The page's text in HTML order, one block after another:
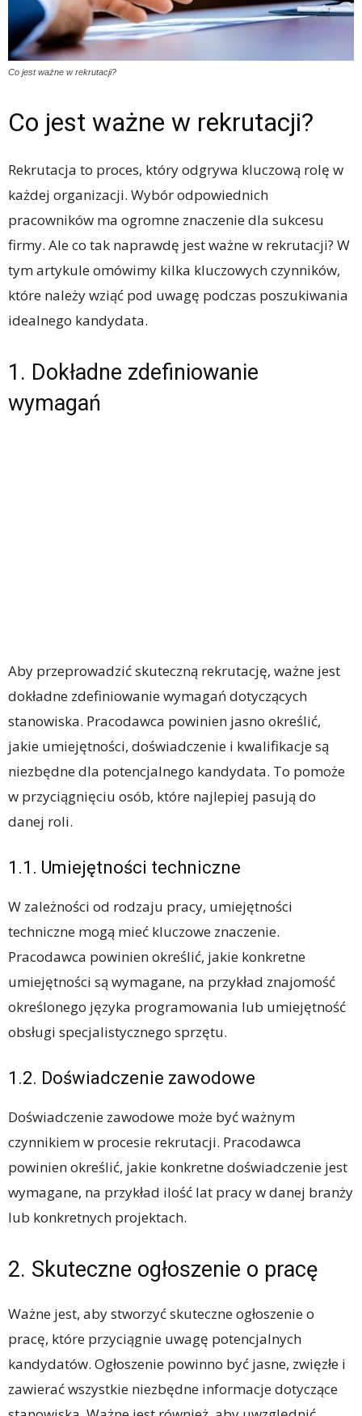
Co jest ważne w rekrutacji?
Co jest ważne w rekrutacji?
Rekrutacja to proces, który odgrywa kluczową rolę w
każdej organizacji. Wybór odpowiednich
pracowników ma ogromne znaczenie dla sukcesu
firmy. Ale co tak naprawdę jest ważne w rekrutacji? W
tym artykule omówimy kilka kluczowych czynników,
które należy wziąć pod uwagę podczas poszukiwania
idealnego kandydata.
1. Dokładne zdefiniowanie
wymagań
Aby przeprowadzić skuteczną rekrutację, ważne jest
dokładne zdefiniowanie wymagań dotyczących
stanowiska. Pracodawca powinien jasno określić,
jakie umiejętności, doświadczenie i kwalifikacje są
niezbędne dla potencjalnego kandydata. To pomoże
w przyciągnięciu osób, które najlepiej pasują do
danej roli.
1.1. Umiejętności techniczne
W zależności od rodzaju pracy, umiejętności
techniczne mogą mieć kluczowe znaczenie.
Pracodawca powinien określić, jakie konkretne
umiejętności są wymagane, na przykład znajomość
określonego języka programowania lub umiejętność
obsługi specjalistycznego sprzętu.
1.2. Doświadczenie zawodowe
Doświadczenie zawodowe może być ważnym
czynnikiem w procesie rekrutacji. Pracodawca
powinien określić, jakie konkretne doświadczenie jest
wymagane, na przykład ilość lat pracy w danej branży
lub konkretnych projektach.
2. Skuteczne ogłoszenie o pracę
Ważne jest, aby stworzyć skuteczne ogłoszenie o
pracę, które przyciągnie uwagę potencjalnych
kandydatów. Ogłoszenie powinno być jasne, zwięzłe i
zawierać wszystkie niezbędne informacje dotyczące